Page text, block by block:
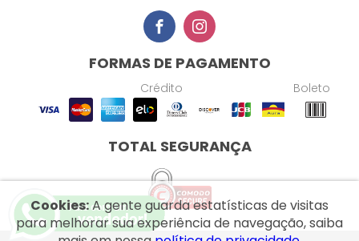
FORMAS DE PAGAMENTO
Crédito Boleto
TOTAL SEGURANÇA
Cookies:A gente guarda estatísticas de visitas
para melhorar sua experiência de navegação, saiba